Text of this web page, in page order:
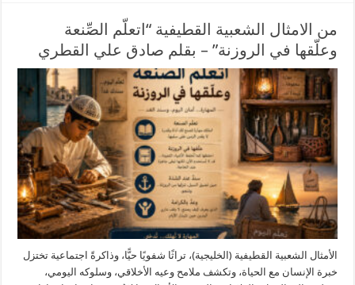
من الامثال الشعبية القطيفية “اتعلّم الصِّنعة
وعلّقها في الروزنة” – بقلم صادق علي القطري
الأمثال الشعبية القطيفية (الخليجية)، تراثًا شفويًا حيًّا، وذاكرةً اجتماعية تختزل
خبرة الإنسان مع الحياة، وتكشف ملامح وعيه الأخلاقي، وسلوكه اليومي،